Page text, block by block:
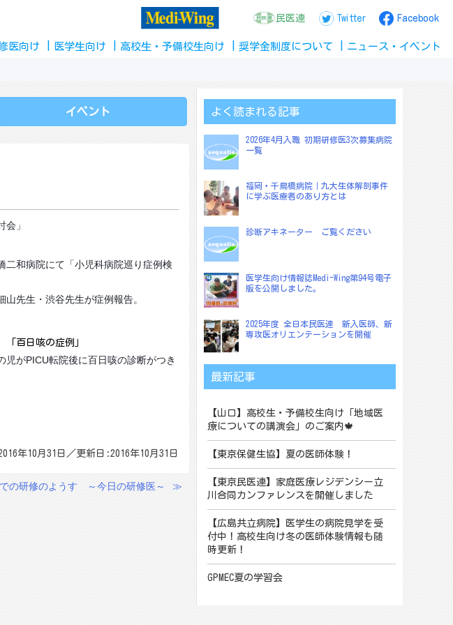
民医連 Twitter Facebook
医向け 医学生向け 高校生 ・ 予備校生向け 奨学金制度 について ニュース ・ イベント
イベント
」
和病院にて「小児科病院巡り症例検
先生・渋谷先生が症例報告。
「百日咳の症例」
児がPICU転院後に百日咳の診断がつき
年10月31日／更新日:2016年10月31日
の研修のようす ～今日の研修医～ ≫
よく読まれる記事
2026年4月入職 初期研修医3次募集病院
一覧
福岡・千鳥橋病院｜九大生体解剖事件
に学ぶ医療者のあり方とは
診断アキネーター ご覧ください
医学生向け情報誌Medi-Wing第94号電子
版を公開しました。
2025年度 全日本民医連 新入医師、新
専攻医オリエンテーションを開催
最新記事
【山口】高校生・予備校生向け「地域医
療についての講演会」のご案内🍁
【東京保健生協】夏の医師体験！
【東京民医連】家庭医療レジデンシー立
川合同カンファレンスを開催しました
【広島共立病院】医学生の病院見学を受
付中！高校生向け冬の医師体験情報も随
時更新！
GPMEC夏の学習会